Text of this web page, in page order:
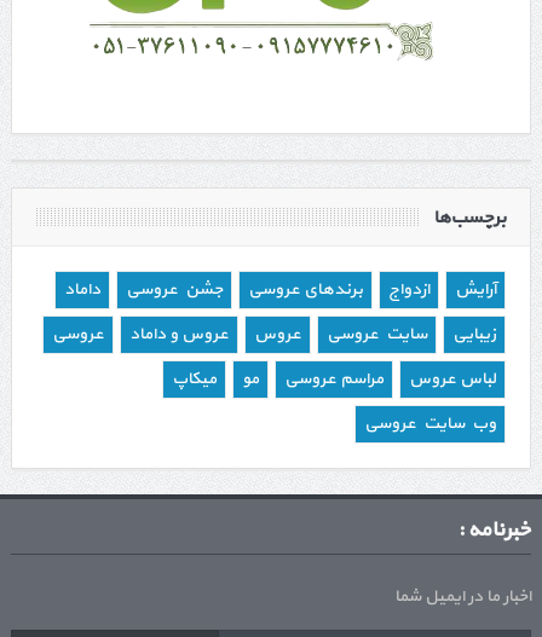
برچسب‌ها
آرایش ازدواج برندهای عروسی جشن عروسی
داماد
زیبایی
سایت عروسی عروس عروس و داماد
عروسی
لباس عروس
مراسم عروسی مو
میکاپ
وب سایت عروسی
خبرنامه :
اخبار ما در ایمیل شما